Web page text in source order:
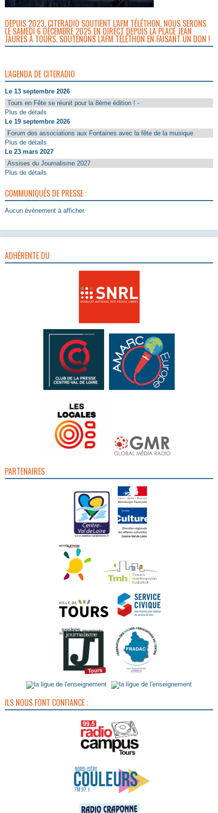
DEPUIS 2023, CITERADIO SOUTIENT L’AFM TÉLÉTHON. NOUS SERONS
LE SAMEDI 6 DÉCEMBRE 2025 EN DIRECT DEPUIS LA PLACE JEAN
JAURÈS À TOURS. SOUTENONS L’AFM TÉLÉTHON EN FAISANT UN DON !
L'AGENDA DE CITERADIO
Le 13 septembre 2026
Tours en Fête se réunit pour la 8ème édition ! -
Plus de détails
Le 19 septembre 2026
Forum des associations aux Fontaines avec la fête de la musique
Plus de détails
Le 23 mars 2027
Assises du Journalisme 2027
Plus de détails
COMMUNIQUÉS DE PRESSE :
Aucun évènement à afficher.
ADHÉRENTE DU
PARTENAIRES
ILS NOUS FONT CONFIANCE :